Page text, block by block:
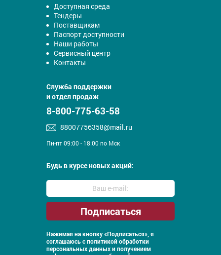
Доступная среда
Тендеры
Поставщикам
Паспорт доступности
Наши работы
Сервисный центр
Контакты
Служба поддержки
и отдел продаж
8-800-775-63-58
88007756358@mail.ru
Пн-пт 09:00 - 18:00 по Мск
Будь в курсе новых акций:
Нажимая на кнопку «Подписаться», я
соглашаюсь с политикой обработки
персональных данных и получением